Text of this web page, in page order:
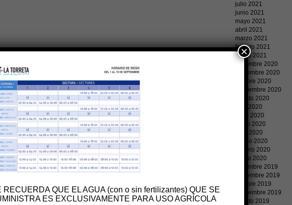
julio 2021
junio 2021
mayo 2021
abril 2021
marzo 2021
febrero 2021
enero 2021
diciembre 2020
noviembre 2020
octubre 2020
septiembre 2020
agosto 2020
julio 2020
junio 2020
mayo 2020
abril 2020
marzo 2020
febrero 2020
enero 2020
diciembre 2019
noviembre 2019
octubre 2019
septiembre 2019
agosto 2019
RECUERDA QUE EL AGUA (con o sin fertilizantes) QUE SE
ES EXCLUSIVAMENTE PARA USO AGRÍCOLA
×